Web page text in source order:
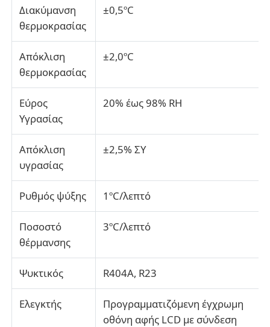
Διακύμανση
θερμοκρασίας
±0,5ºC
Απόκλιση
θερμοκρασίας
±2,0ºC
Εύρος
Υγρασίας
20% έως 98% RH
Απόκλιση
υγρασίας
±2,5% ΣΥ
Ρυθμός ψύξης 1ºC/λεπτό
Ποσοστό
θέρμανσης
3ºC/λεπτό
Ψυκτικός R404A, R23
Ελεγκτής
Προγραμματιζόμενη έγχρωμη
οθόνη αφής LCD με σύνδεση